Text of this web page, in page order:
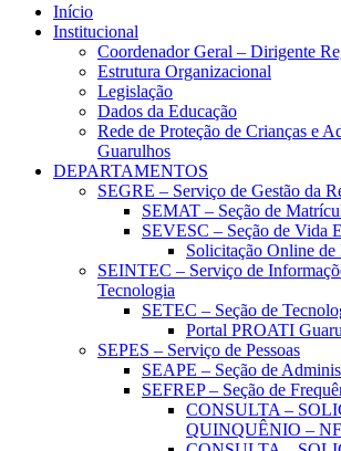
Início
Institucional
Coordenador Geral – Dirigente
Estrutura Organizacional
Legislação
Dados da Educação
Rede de Proteção de Crianças e
Guarulhos
DEPARTAMENTOS
SEGRE – Serviço de Gestão da
SEMAT – Seção de
SEVESC – Seção de Vida
Solicitação Online
SEINTEC – Serviço de
Tecnologia
SETEC – Seção de
Portal PROATI
SEPES – Serviço de Pessoas
SEAPE – Seção de
SEFREP – Seção de
CONSULTA –
QUINQUÊNIO –